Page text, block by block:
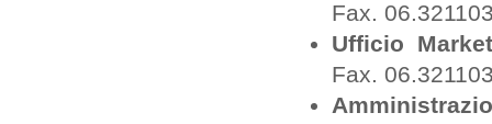
Fax.
Ufficio
Fax.